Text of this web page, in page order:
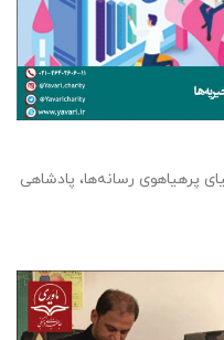
پرهیاهوی رسانه‌ها، پادشاهی